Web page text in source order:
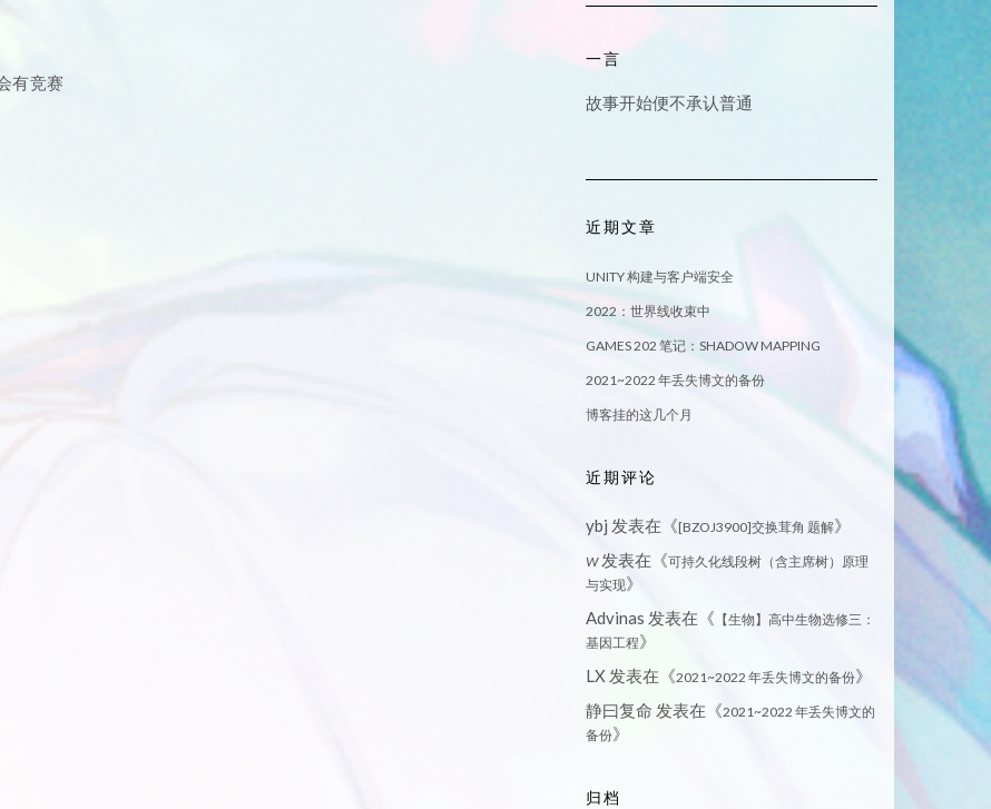
有竞赛
一言
故事开始便不承认普通
近期文章
UNITY 构建与客户端安全
2022：世界线收束中
GAMES 202 笔记：SHADOW MAPPING
2021~2022 年丢失博文的备份
博客挂的这几个月
近期评论
ybj 发表在《[BZOJ3900]交换茸角 题解》
W发表在《可持久化线段树（含主席树）原理
与实现》
Advinas 发表在《 【生物】高中生物选修三：
基因工程》
LX 发表在《2021~2022 年丢失博文的备份》
静曰复命 发表在《2021~2022 年丢失博文的
备份》
归档